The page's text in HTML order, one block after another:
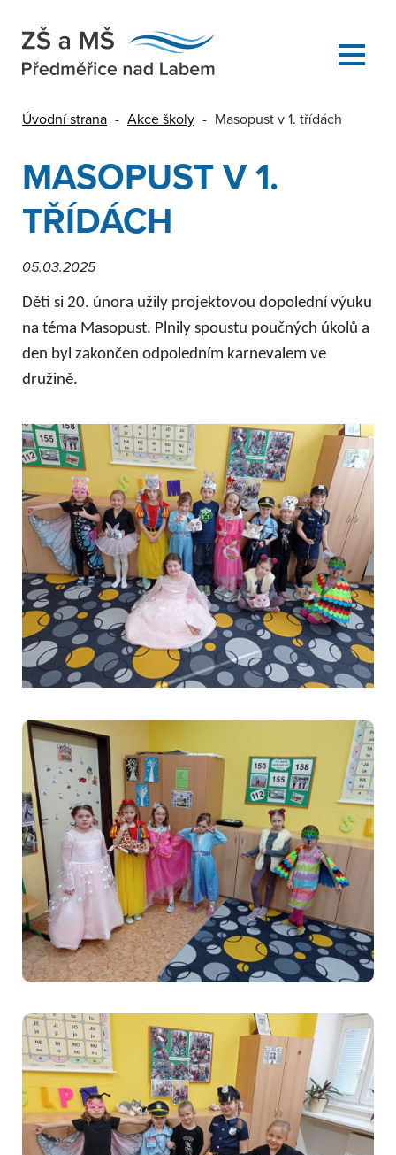
Úvodní strana - Akce školy - Masopust v 1. třídách
MASOPUST V 1.
TŘÍDÁCH
05.03.2025
Děti si 20. února užily projektovou dopolední výuku
na téma Masopust. Plnily spoustu poučných úkolů a
den byl zakončen odpoledním karnevalem ve
družině.